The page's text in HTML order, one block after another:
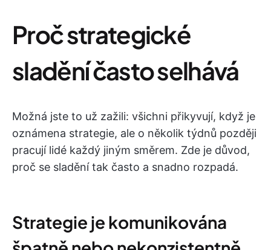
Proč strategické
sladění často selhává
Možná jste to už zažili: všichni přikyvují, když je
oznámena strategie, ale o několik týdnů později
pracují lidé každý jiným směrem. Zde je důvod,
proč se sladění tak často a snadno rozpadá.
Strategie je komunikována